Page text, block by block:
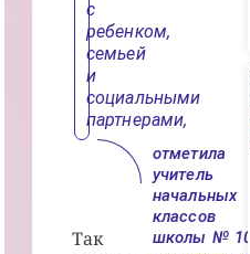
с
ребенком,
семьей
и
социальными
партнерами,
отметила
учитель
начальных
классов
школы № 10,
Так